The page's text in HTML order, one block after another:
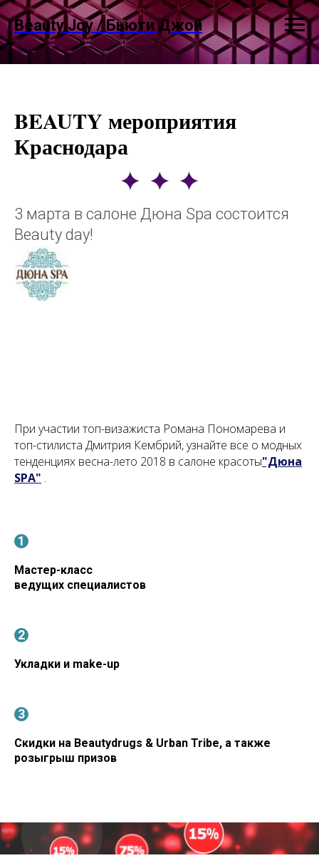
Beauty Joy / Бьюти Джой
BEAUTY мероприятия
Краснодара
3 марта в салоне Дюна Spa состоится
Beauty day!
При участии топ-визажиста Романа Пономарева и
топ-стилиста Дмитрия Кембрий, узнайте все о модных
тенденциях весна-лето 2018 в салоне красоты"Дюна
SPA" .
Мастер-класс
ведущих специалистов
Укладки и make-up
Скидки на Beautydrugs & Urban Tribe, а также
розыгрыш призов